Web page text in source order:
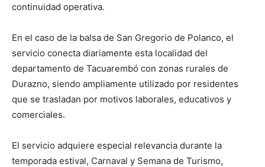
continuidad operativa.
En el caso de la balsa de San Gregorio de Polanco, el
servicio conecta diariamente esta localidad del
departamento de Tacuarembó con zonas rurales de
Durazno, siendo ampliamente utilizado por residentes
que se trasladan por motivos laborales, educativos y
comerciales.
El servicio adquiere especial relevancia durante la
temporada estival, Carnaval y Semana de Turismo,